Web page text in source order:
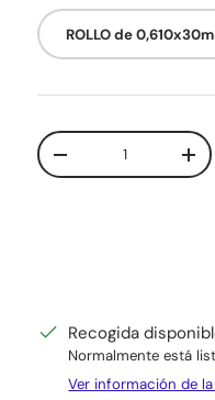
ROLLO de 0,610x30m
Cant.
Disminuir cantidad
Recogida
Normalmente está
Ver información de